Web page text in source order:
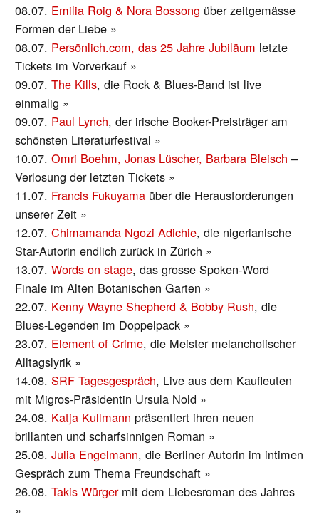
08.07. Emilia Roig & Nora Bossong über zeitgemässe
Formen der Liebe »
08.07. Persönlich.com, das 25 Jahre Jubiläum letzte
Tickets im Vorverkauf »
09.07.The Kills, die Rock & Blues-Band ist live
einmalig »
09.07. Paul Lynch, der irische Booker-Preisträger am
schönsten Literaturfestival »
10.07.Omri Boehm, Jonas Lüscher, Barbara Bleisch –
Verlosung der letzten Tickets »
11.07. Francis Fukuyama über die Herausforderungen
unserer Zeit »
12.07.Chimamanda Ngozi Adichie, die nigerianische
Star-Autorin endlich zurück in Zürich »
13.07.Words on stage, das grosse Spoken-Word
Finale im Alten Botanischen Garten »
22.07. Kenny Wayne Shepherd & Bobby Rush, die
Blues-Legenden im Doppelpack »
23.07. Element of Crime, die Meister melancholischer
Alltagslyrik »
14.08.SRF Tagesgespräch, Live aus dem Kaufleuten
mit Migros-Präsidentin Ursula Nold »
24.08. Katja Kullmann präsentiert ihren neuen
brillanten und scharfsinnigen Roman »
25.08.Julia Engelmann, die Berliner Autorin im intimen
Gespräch zum Thema Freundschaft »
26.08.Takis Würgermit dem Liebesroman des Jahres
»